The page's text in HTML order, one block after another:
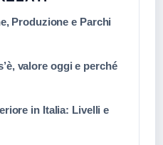
Produzione e Parchi
valore oggi e perché
in Italia: Livelli e